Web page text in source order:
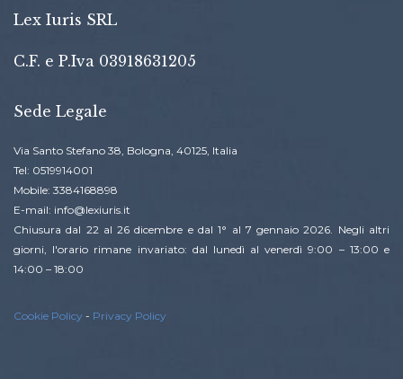
Lex Iuris SRL
C.F. e P.Iva 03918631205
Sede Legale
Via Santo Stefano 38, Bologna, 40125, Italia
Tel: 0519914001
Mobile: 3384168898
E-mail: info@lexiuris.it
Chiusura dal 22 al 26 dicembre e dal 1° al 7 gennaio 2026. Negli altri
giorni, l'orario rimane invariato: dal lunedì al venerdì 9:00 – 13:00 e
14:00 – 18:00
Cookie Policy - Privacy Policy